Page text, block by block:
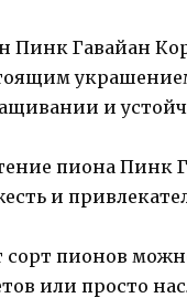
Пинк Гавайан
и
пиона Пинк
и
сорт пионов
или просто